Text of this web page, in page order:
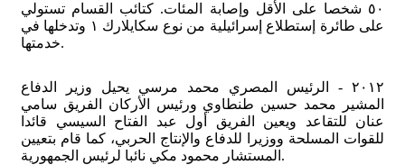
٥٠ شخصا على الأقل وإصابة المئات. كتائب القسام تستولي
على طائرة إستطلاع إسرائيلية من نوع سكايلارك ١ وتدخلها في
خدمتها.
٢٠١٢ - الرئيس المصري محمد مرسي يحيل وزير الدفاع
المشير محمد حسين طنطاوي ورئيس الأركان الفريق سامي
عنان للتقاعد ويعين الفريق أول عبد الفتاح السيسي قائدا
للقوات المسلحة ووزيرا للدفاع والإنتاج الحربي، كما قام بتعيين
المستشار محمود مكي نائبا لرئيس الجمهورية.